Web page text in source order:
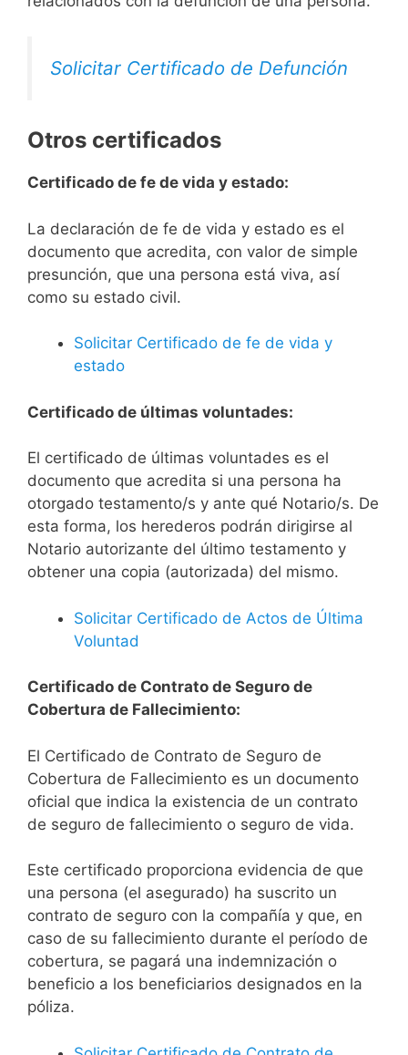
Solicitar Certificado de Defunción
Otros certificados
Certificado de fe de vida y estado:
La declaración de fe de vida y estado es el
documento que acredita, con valor de simple
presunción, que una persona está viva, así
como su estado civil.
Solicitar Certificado de fe de vida y
estado
Certificado de últimas voluntades:
El certificado de últimas voluntades es el
documento que acredita si una persona ha
otorgado testamento/s y ante qué Notario/s. De
esta forma, los herederos podrán dirigirse al
Notario autorizante del último testamento y
obtener una copia (autorizada) del mismo.
Solicitar Certificado de Actos de Última
Voluntad
Certificado de Contrato de Seguro de
Cobertura de Fallecimiento:
El Certificado de Contrato de Seguro de
Cobertura de Fallecimiento es un documento
oficial que indica la existencia de un contrato
de seguro de fallecimiento o seguro de vida.
Este certificado proporciona evidencia de que
una persona (el asegurado) ha suscrito un
contrato de seguro con la compañía y que, en
caso de su fallecimiento durante el período de
cobertura, se pagará una indemnización o
beneficio a los beneficiarios designados en la
póliza.